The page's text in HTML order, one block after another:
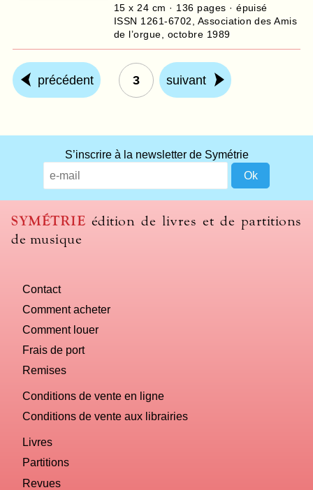
15 x 24 cm · 136 pages · épuisé
ISSN 1261-6702, Association des Amis
de l’orgue, octobre 1989
précédent 3 suivant
S’inscrire à la newsletter de Symétrie
SYMÉTRIE édition de livres et de partitions
de musique
Contact
Comment acheter
Comment louer
Frais de port
Remises
Conditions de vente en ligne
Conditions de vente aux librairies
Livres
Partitions
Revues